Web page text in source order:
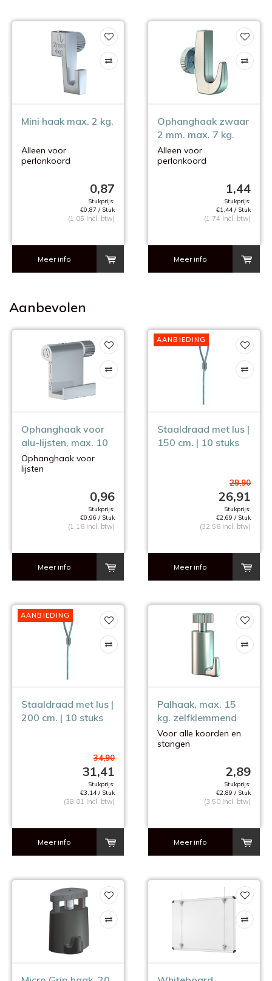
Mini haak max. 2 kg.
Alleen voor
perlonkoord
0,87
Stukprijs:
€0,87 / Stuk
(1,05 Incl. btw)
Meer info
Ophanghaak zwaar
2 mm. max. 7 kg.
Alleen voor
perlonkoord
1,44
Stukprijs:
€1,44 / Stuk
(1,74 Incl. btw)
Meer info
Aanbevolen
Ophanghaak voor
alu-lijsten, max. 10
kg.
Ophanghaak voor
lijsten
0,96
Stukprijs:
€0,96 / Stuk
(1,16 Incl. btw)
Meer info
AANBIEDING
Staaldraad met lus |
150 cm. | 10 stuks
29,90
26,91
Stukprijs:
€2,69 / Stuk
(32,56 Incl. btw)
Meer info
AANBIEDING
Staaldraad met lus |
200 cm. | 10 stuks
34,90
31,41
Stukprijs:
€3,14 / Stuk
(38,01 Incl. btw)
Meer info
Palhaak, max. 15
kg. zelfklemmend
Voor alle koorden en
stangen
2,89
Stukprijs:
€2,89 / Stuk
(3,50 Incl. btw)
Meer info